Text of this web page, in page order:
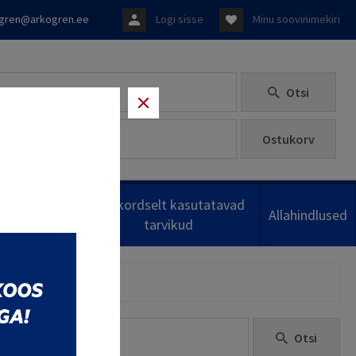
Logi sisse Minu soovinimekiri
Otsi
Ostukorv
Ühekordselt kasutatavad
tarvikud
Allahindlused
Otsi